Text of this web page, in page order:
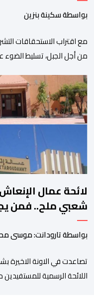
بواسطة سكينة بنزين
من أجل الجبل، تسليط
المنتظرة، في إطار تعاقد
الوعود الانتخابية إلى
لائحة عمال
شعبي ملح.. فمن
بواسطة تارودانت: موسى
تصاعدت في الاونة الاخيرة
اللائحة الرسمية